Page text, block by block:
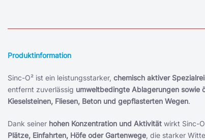
Produktinformation
Sinc-O² ist ein leistungsstarker, chemisch aktiver
entfernt zuverlässig umweltbedingte Ablagerungen sowie
Kieselsteinen, Fliesen, Beton und gepflasterten Wegen.
Dank seiner hohen Konzentration und Aktivität wirkt Sinc-
Plätze, Einfahrten, Höfe oder Gartenwege, die starker